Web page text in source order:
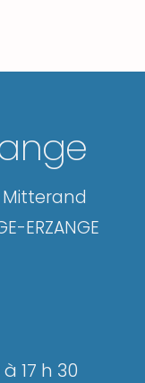
Mitterand
ERZANGE
17 h 30